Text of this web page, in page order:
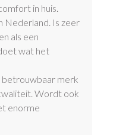
in huis.
Nederland. Is zeer
als een
wat het
betrouwbaar merk
Wordt ook
enorme